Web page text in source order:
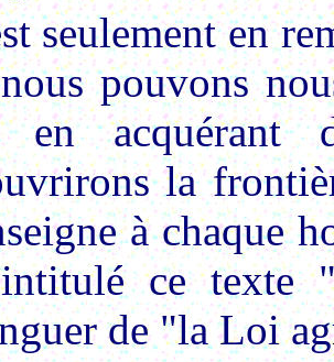
seulement en
pouvons
en acquérant
la
à chaque
ce texte
de "la Loi